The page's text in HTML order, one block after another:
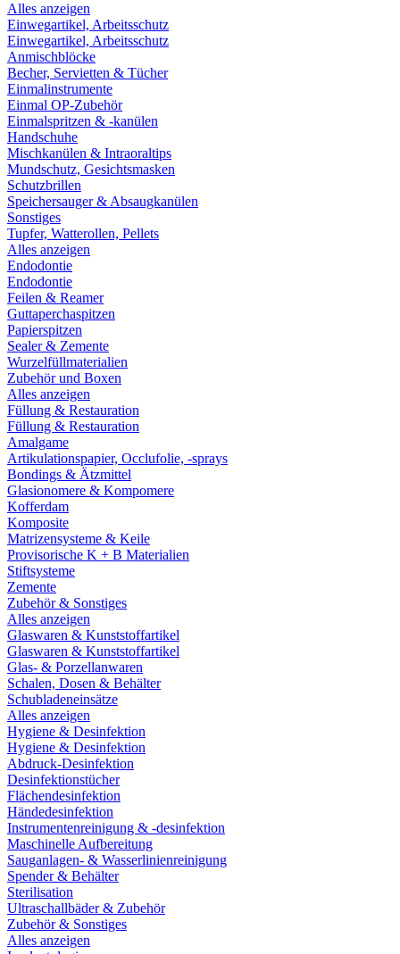
Alles anzeigen
Einwegartikel, Arbeitsschutz
Einwegartikel, Arbeitsschutz
Anmischblöcke
Becher, Servietten & Tücher
Einmalinstrumente
Einmal OP-Zubehör
Einmalspritzen & -kanülen
Handschuhe
Mischkanülen & Intraoraltips
Mundschutz, Gesichtsmasken
Schutzbrillen
Speichersauger & Absaugkanülen
Sonstiges
Tupfer, Watterollen, Pellets
Alles anzeigen
Endodontie
Endodontie
Feilen & Reamer
Guttaperchaspitzen
Papierspitzen
Sealer & Zemente
Wurzelfüllmaterialien
Zubehör und Boxen
Alles anzeigen
Füllung & Restauration
Füllung & Restauration
Amalgame
Artikulationspapier, Occlufolie, -sprays
Bondings & Ätzmittel
Glasionomere & Kompomere
Kofferdam
Komposite
Matrizensysteme & Keile
Provisorische K + B Materialien
Stiftsysteme
Zemente
Zubehör & Sonstiges
Alles anzeigen
Glaswaren & Kunststoffartikel
Glaswaren & Kunststoffartikel
Glas- & Porzellanwaren
Schalen, Dosen & Behälter
Schubladeneinsätze
Alles anzeigen
Hygiene & Desinfektion
Hygiene & Desinfektion
Abdruck-Desinfektion
Desinfektionstücher
Flächendesinfektion
Händedesinfektion
Instrumentenreinigung & -desinfektion
Maschinelle Aufbereitung
Sauganlagen- & Wasserlinienreinigung
Spender & Behälter
Sterilisation
Ultraschallbäder & Zubehör
Zubehör & Sonstiges
Alles anzeigen